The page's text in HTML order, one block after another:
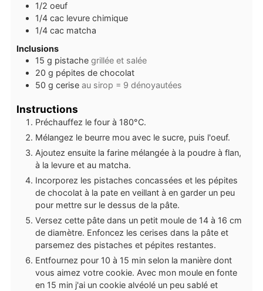
1/2 oeuf
1/4 cac levure chimique
1/4 cac matcha
Inclusions
15 g pistache grillée et salée
20 g pépites de chocolat
50 g cerise au sirop = 9 dénoyautées
Instructions
Préchauffez le four à 180°C.
Mélangez le beurre mou avec le sucre, puis l'oeuf.
Ajoutez ensuite la farine mélangée à la poudre à flan,
à la levure et au matcha.
Incorporez les pistaches concassées et les pépites
de chocolat à la pate en veillant à en garder un peu
pour mettre sur le dessus de la pâte.
Versez cette pâte dans un petit moule de 14 à 16 cm
de diamètre. Enfoncez les cerises dans la pâte et
parsemez des pistaches et pépites restantes.
Entfournez pour 10 à 15 min selon la manière dont
vous aimez votre cookie. Avec mon moule en fonte
en 15 min j'ai un cookie alvéolé un peu sablé et